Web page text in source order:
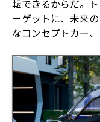
転できるからだ。
ーゲットに、未来
なコンセプトカー